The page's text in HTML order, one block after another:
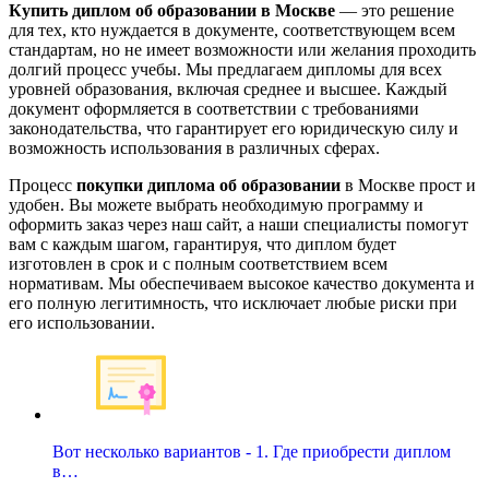
Купить диплом об образовании в Москве — это решение
для тех, кто нуждается в документе, соответствующем всем
стандартам, но не имеет возможности или желания проходить
долгий процесс учебы. Мы предлагаем дипломы для всех
уровней образования, включая среднее и высшее. Каждый
документ оформляется в соответствии с требованиями
законодательства, что гарантирует его юридическую силу и
возможность использования в различных сферах.
Процесс покупки диплома об образовании в Москве прост и
удобен. Вы можете выбрать необходимую программу и
оформить заказ через наш сайт, а наши специалисты помогут
вам с каждым шагом, гарантируя, что диплом будет
изготовлен в срок и с полным соответствием всем
нормативам. Мы обеспечиваем высокое качество документа и
его полную легитимность, что исключает любые риски при
его использовании.
Вот несколько вариантов - 1. Где приобрести диплом
в…